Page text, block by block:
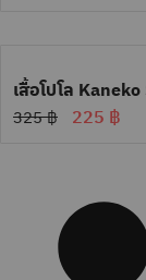
เสื้อโปโล
325฿ 225 ฿